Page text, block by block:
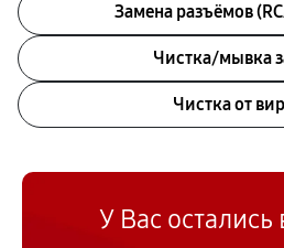
Замена разъёмов
Чистка/мывка
Чистка от
У Вас